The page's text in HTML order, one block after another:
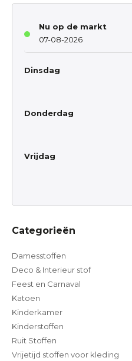
Nu op de markt
07-08-2026
Dinsdag
Donderdag
Vrijdag
Categorieën
Damesstoffen
Deco & Interieur stof
Feest en Carnaval
Katoen
Kinderkamer
Kinderstoffen
Ruit Stoffen
Vrijetijd stoffen voor kleding